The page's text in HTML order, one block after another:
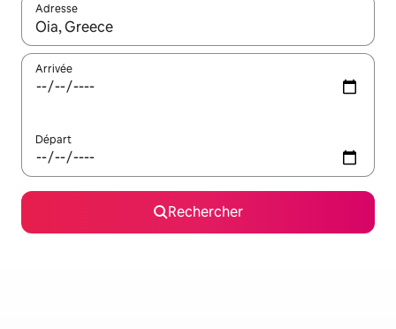
Adresse
Lorsque les résultats s'affichent, utilisez les flèches vers le
Arrivée
Départ
Rechercher